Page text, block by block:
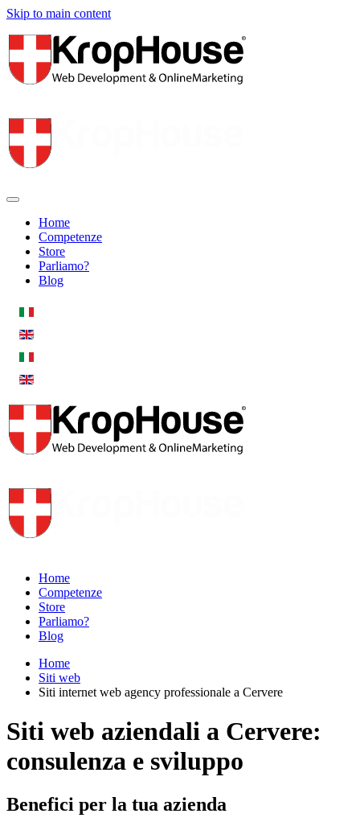
Skip to main content
Home
Competenze
Store
Parliamo?
Blog
Home
Competenze
Store
Parliamo?
Blog
Home
Siti web
Siti internet web agency professionale a Cervere
Siti web aziendali a Cervere:
consulenza e sviluppo
Benefici per la tua azienda